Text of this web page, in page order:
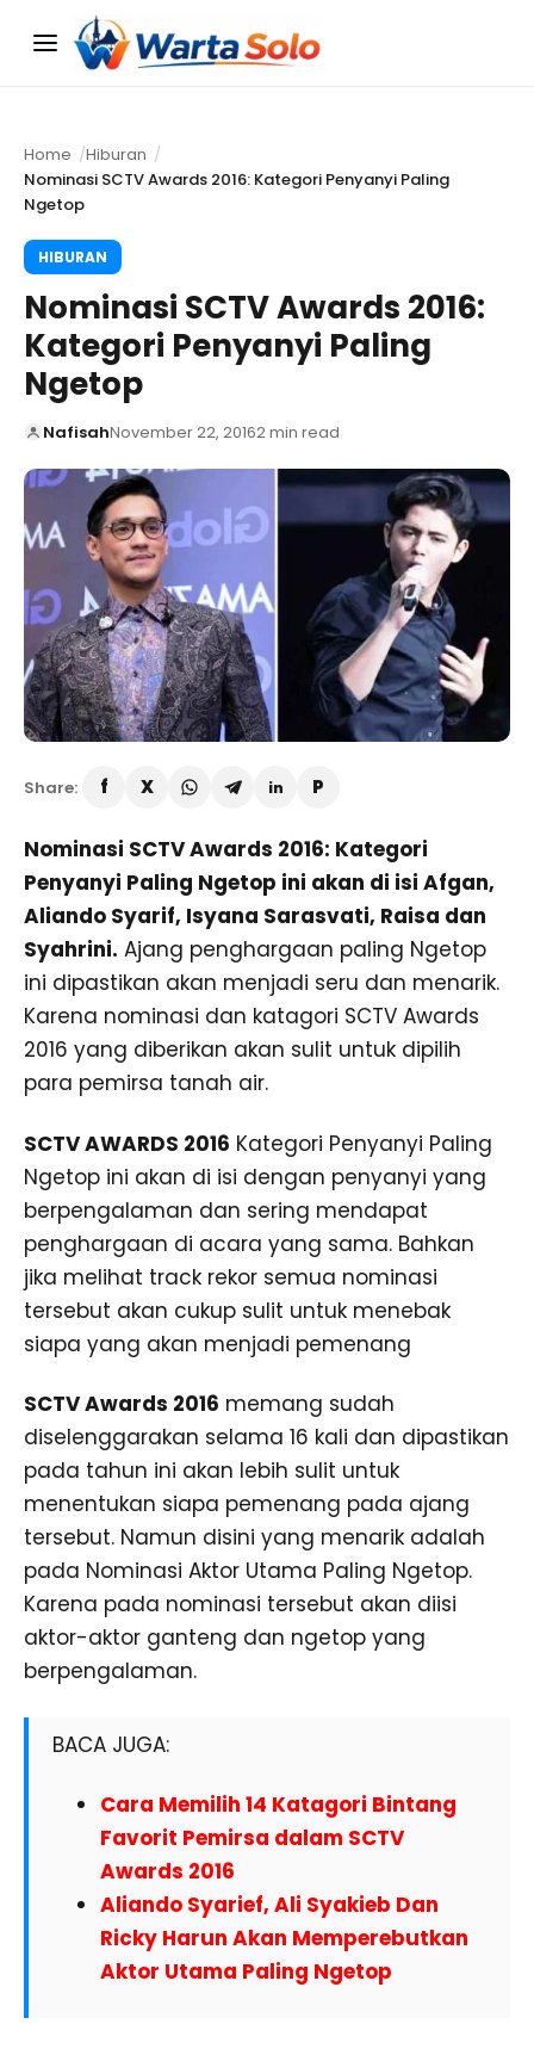
Menu
Home
Hiburan
Nominasi SCTV Awards 2016: Kategori Penyanyi Paling
Ngetop
HIBURAN
Nominasi SCTV Awards 2016:
Kategori Penyanyi Paling
Ngetop
NafisahNovember 22, 20162 min read
Share:
Nominasi SCTV Awards 2016: Kategori
Penyanyi Paling Ngetop ini akan di isi Afgan,
Aliando Syarif, Isyana Sarasvati, Raisa dan
Syahrini. Ajang penghargaan paling Ngetop
ini dipastikan akan menjadi seru dan menarik.
Karena nominasi dan katagori SCTV Awards
2016 yang diberikan akan sulit untuk dipilih
para pemirsa tanah air.
SCTV AWARDS 2016 Kategori Penyanyi Paling
Ngetop ini akan di isi dengan penyanyi yang
berpengalaman dan sering mendapat
penghargaan di acara yang sama. Bahkan
jika melihat track rekor semua nominasi
tersebut akan cukup sulit untuk menebak
siapa yang akan menjadi pemenang
SCTV Awards 2016 memang sudah
diselenggarakan selama 16 kali dan dipastikan
pada tahun ini akan lebih sulit untuk
menentukan siapa pemenang pada ajang
tersebut. Namun disini yang menarik adalah
pada Nominasi Aktor Utama Paling Ngetop.
Karena pada nominasi tersebut akan diisi
aktor-aktor ganteng dan ngetop yang
berpengalaman.
BACA JUGA:
Cara Memilih 14 Katagori Bintang
Favorit Pemirsa dalam SCTV
Awards 2016
Aliando Syarief, Ali Syakieb Dan
Ricky Harun Akan Memperebutkan
Aktor Utama Paling Ngetop